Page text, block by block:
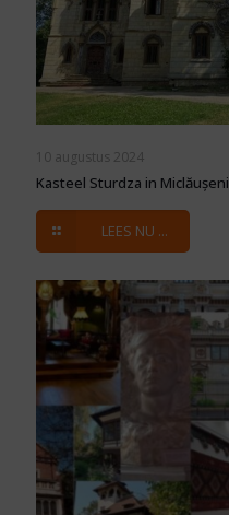
10 augustus 2024
Kasteel Sturdza in Miclăușeni
LEES NU ...